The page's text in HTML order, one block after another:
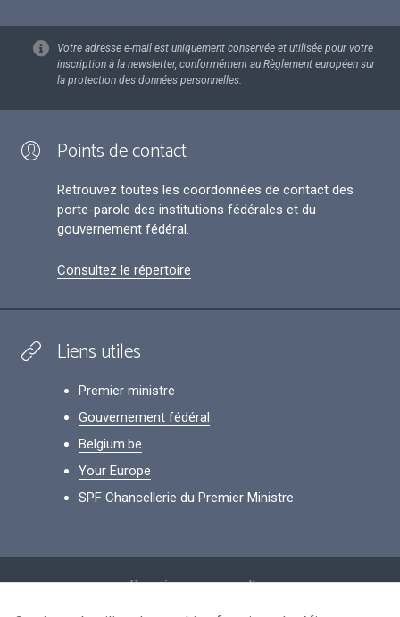
Votre adresse e-mail est uniquement conservée et utilisée pour votre
inscription à la newsletter, conformément au Règlement européen sur
la protection des données personnelles.
Points de contact
Retrouvez toutes les coordonnées de contact des
porte-parole des institutions fédérales et du
gouvernement fédéral.
Consultez le répertoire
Liens utiles
Premier ministre
Gouvernement fédéral
Belgium.be
Your Europe
SPF Chancellerie du Premier Ministre
Données personnelles